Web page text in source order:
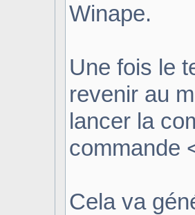
Winape.
Une fois le
revenir au
lancer la
commande
Cela va